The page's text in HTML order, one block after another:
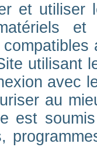
et utiliser
utilisant
avec
au
est